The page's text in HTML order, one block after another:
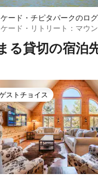
ード・チピタパークのロ
ード・リトリート：マウ
る貸切の宿泊
評のゲストチョイスです。
ストチョイス